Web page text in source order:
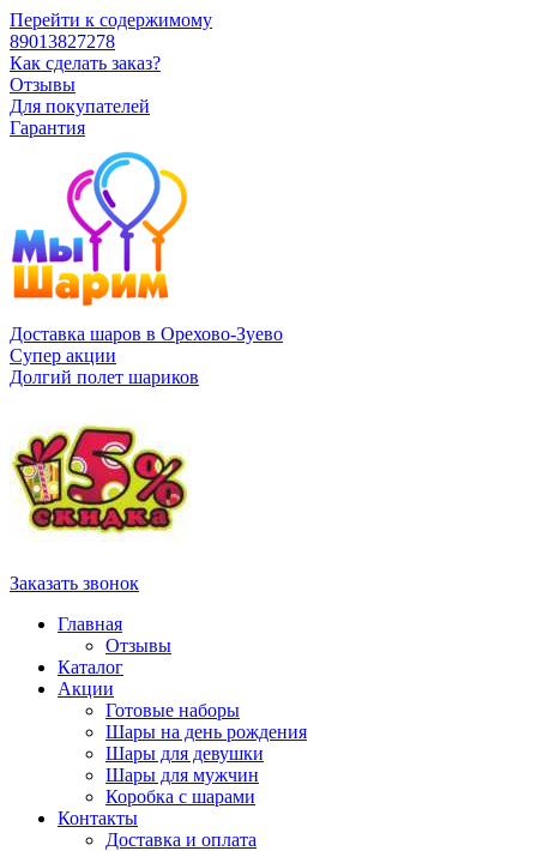
Перейти к содержимому
89013827278
Как сделать заказ?
Отзывы
Для покупателей
Гарантия
Доставка шаров в Орехово-Зуево
Супер акции
Долгий полет шариков
Заказать звонок
Главная
Отзывы
Каталог
Акции
Готовые наборы
Шары на день рождения
Шары для девушки
Шары для мужчин
Коробка с шарами
Контакты
Доставка и оплата